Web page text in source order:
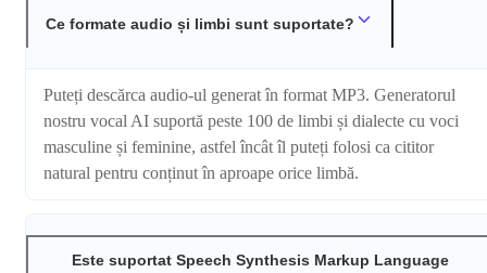
Ce formate audio și limbi sunt suportate?
Puteți descărca audio-ul generat în format MP3. Generatorul
nostru vocal AI suportă peste 100 de limbi și dialecte cu voci
masculine și feminine, astfel încât îl puteți folosi ca cititor
natural pentru conținut în aproape orice limbă.
Este suportat Speech Synthesis Markup Language